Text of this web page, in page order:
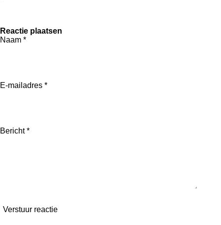
Reactie plaatsen
Naam *
E-mailadres *
Bericht *
Verstuur reactie